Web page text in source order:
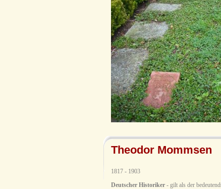
Theodor Mommsen
1817 - 1903
Deutscher Historiker- gilt als der